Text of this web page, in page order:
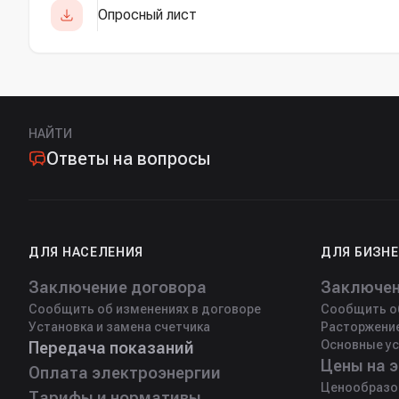
Опросный лист
НАЙТИ
Ответы на вопросы
ДЛЯ НАСЕЛЕНИЯ
Заключение договора
Сообщить об изменениях в договоре
Установка и замена счетчика
Передача показаний
Оплата электроэнергии
ДЛЯ
Сообщить
Основные